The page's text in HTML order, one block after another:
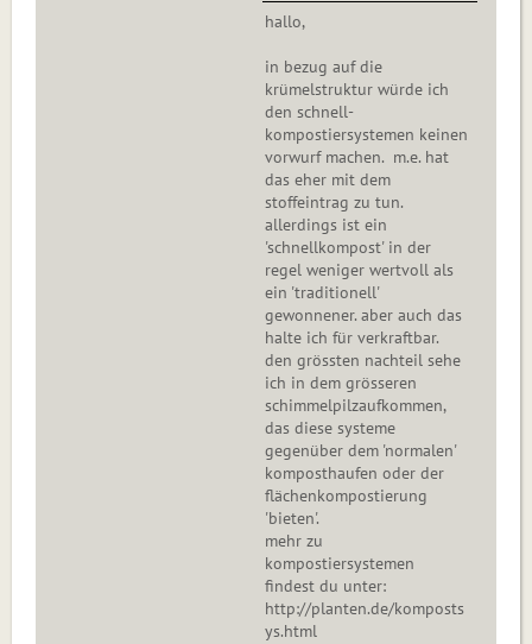
hallo,
in bezug auf die
krümelstruktur würde ich
den schnell-
kompostiersystemen keinen
vorwurf machen. m.e. hat
das eher mit dem
stoffeintrag zu tun.
allerdings ist ein
'schnellkompost' in der
regel weniger wertvoll als
ein 'traditionell'
gewonnener. aber auch das
halte ich für verkraftbar.
den grössten nachteil sehe
ich in dem grösseren
schimmelpilzaufkommen,
das diese systeme
gegenüber dem 'normalen'
komposthaufen oder der
flächenkompostierung
'bieten'.
mehr zu
kompostiersystemen
findest du unter:
http://planten.de/komposts
ys.html